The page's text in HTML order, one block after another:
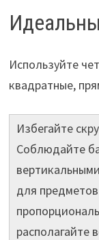
Используйте
квадратные,
Избегайте
Соблюдайте
для
располагайте